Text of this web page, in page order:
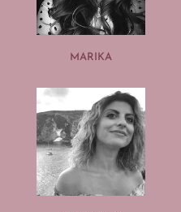
MARIKA